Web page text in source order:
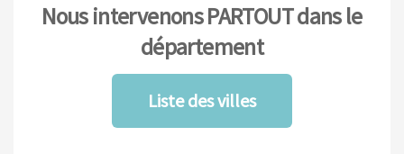
Nous intervenons PARTOUT dans le
département
Liste des villes